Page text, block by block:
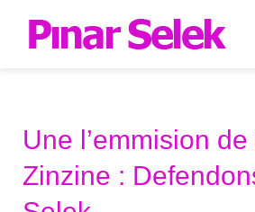
Une l’emmision
Zinzine :